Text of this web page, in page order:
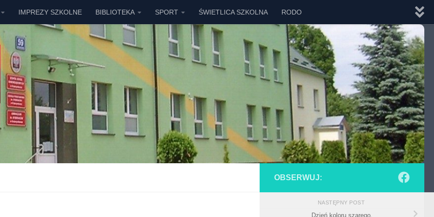
IMPREZY SZKOLNE BIBLIOTEKA SPORT ŚWIETLICA SZKOLNA RODO
OBSERWUJ:
NASTĘPNY POST
Dzień koloru szarego.